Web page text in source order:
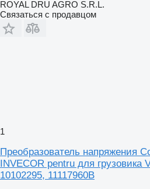
ROYAL DRU AGRO S.R.L.
Связаться с продавцом
1
Преобразователь напряжения
INVECOR pentru для грузовика
10102295, 11117960B